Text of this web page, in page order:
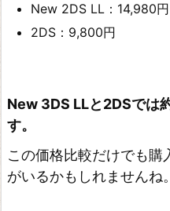
New 2DS LL：14,980円
2DS：9,800円
New 3DS LLと2DSでは
す。
この価格比較だけでも購
がいるかもしれませんね。